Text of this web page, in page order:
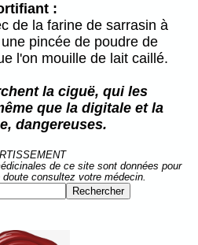
:
de la farine de sarrasin à
pincée de poudre de
l'on mouille de lait caillé.
la ciguë, qui les
que la digitale et la
dangereuses.
de ce site sont données pour
consultez votre médecin.